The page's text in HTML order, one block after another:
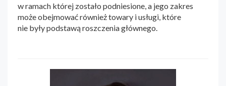
w ramach której zostało podniesione, a jego zakres
może obejmować również towary i usługi, które
nie były podstawą roszczenia głównego.